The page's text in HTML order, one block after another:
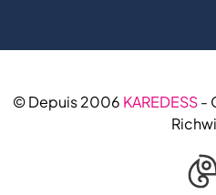
© Depuis 2006 KAREDESS-